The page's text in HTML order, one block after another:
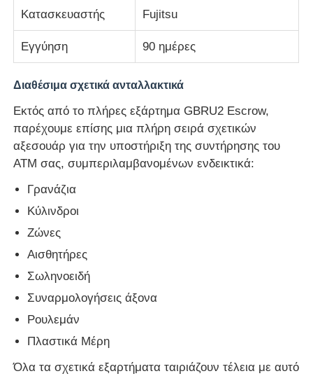
Τμήματα ΑΤΜ Glory NMD
Τμήματα ΑΤΜ OKI
Μέρη ATM Genmega
Bill Acceptor
Διαλογιστής τραπεζογραμματίων
μετρητής λογαριασμών
Εκτυπωτής καρτών
μηχάνημα POS
Κατασκευαστής Fujitsu
Εγγύηση 90 ημέρες
Διαθέσιμα σχετικά ανταλλακτικά
Εκτός από το πλήρες εξάρτημα GBRU2 Escrow,
παρέχουμε επίσης μια πλήρη σειρά σχετικών
αξεσουάρ για την υποστήριξη της συντήρησης του
ΑΤΜ σας, συμπεριλαμβανομένων ενδεικτικά:
Γρανάζια
Κύλινδροι
Ζώνες
Αισθητήρες
Σωληνοειδή
Συναρμολογήσεις άξονα
Ρουλεμάν
Πλαστικά Μέρη
Όλα τα σχετικά εξαρτήματα ταιριάζουν τέλεια με αυτό